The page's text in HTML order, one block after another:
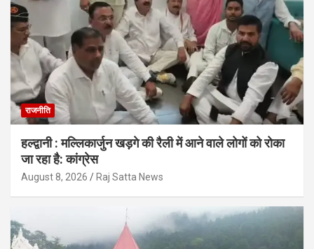
राजनीति
हल्द्वानी : मल्लिकार्जुन खड़गे की रैली में आने वाले लोगों को रोका
जा रहा है: कांग्रेस
August 8, 2026 Raj Satta News